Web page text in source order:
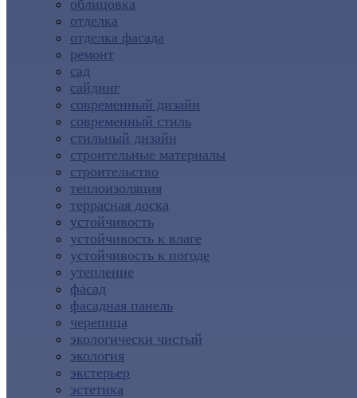
облицовка
отделка
отделка фасада
ремонт
сад
сайдинг
современный дизайн
современный стиль
стильный дизайн
строительные материалы
строительство
теплоизоляция
террасная доска
устойчивость
устойчивость к влаге
устойчивость к погоде
утепление
фасад
фасадная панель
черепица
экологически чистый
экология
экстерьер
эстетика